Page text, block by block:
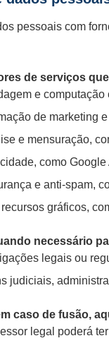
pessoais com
de serviços
e computação
de marketing
e mensuração,
como
e anti-spam,
gráficos,
necessário
legais ou
judiciais,
caso de fusão,
legal poderá